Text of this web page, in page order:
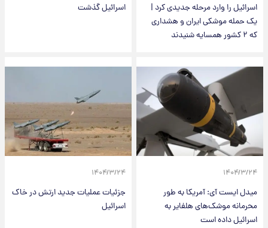
اسرائیل را وارد مرحله جدیدی کرد |
یک حمله موشکی ایران و هشداری
که ۲ کشور همسایه شنیدند
اسرائیل گذشت
۱۴۰۴/۳/۲۴
میدل ایست آی: آمریکا به طور
محرمانه موشک‌های هلفایر به
اسرائیل داده است
۱۴۰۴/۳/۲۴
جزئیات عملیات جدید ارتش در خاک
اسرائیل